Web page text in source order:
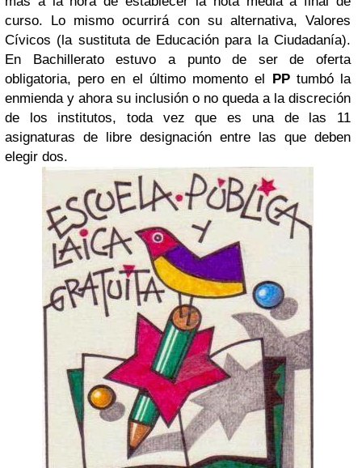
curso. Lo mismo ocurrirá con su alternativa, Valores
Cívicos (la sustituta de Educación para la Ciudadanía).
En Bachillerato estuvo a punto de ser de oferta
obligatoria, pero en el último momento el
PPtumbó la
enmienda y ahora su inclusión o no queda a la discreción
de los institutos, toda vez que es una de las 11
asignaturas de libre designación entre las que deben
elegir dos.